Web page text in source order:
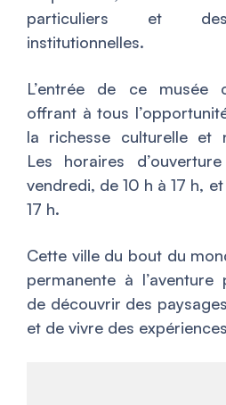
particuliers et des
institutionnelles.
L’entrée de ce musée
offrant à tous
la richesse culturelle et
Les horaires
vendredi, de 10 h à 17 h,
17 h.
Cette ville du bout du
permanente à
de découvrir des
et de vivre des